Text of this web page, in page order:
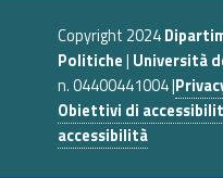
Copyright 2024
Politiche| Università
n. 04400441004 |
Obiettivi di
accessibilità